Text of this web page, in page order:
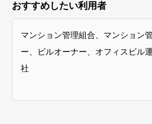
おすすめしたい利用者
マンション管理組合、マンション
ー、ビルオーナー、オフィスビル
社